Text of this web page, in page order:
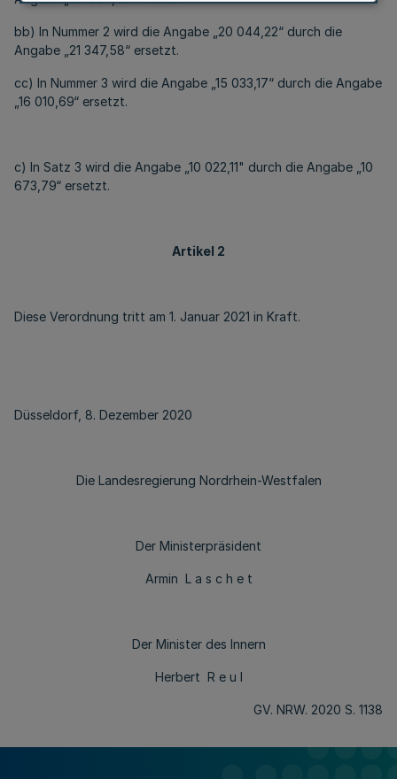
bb) In Nummer 2 wird die Angabe „20 044,22“ durch die
Angabe „21 347,58“ ersetzt.
cc) In Nummer 3 wird die Angabe „15 033,17“ durch die Angabe
„16 010,69“ ersetzt.
c) In Satz 3 wird die Angabe „10 022,11" durch die Angabe „10
673,79“ ersetzt.
Artikel 2
Diese Verordnung tritt am 1. Januar 2021 in Kraft.
Düsseldorf, 8. Dezember 2020
Die Landesregierung Nordrhein-Westfalen
Der Ministerpräsident
Armin L a s c h e t
Der Minister des Innern
Herbert R e u l
GV. NRW. 2020 S. 1138